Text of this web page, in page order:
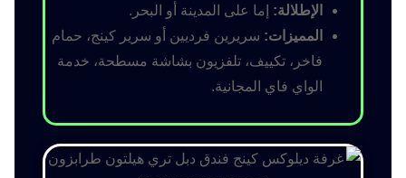
الإطلالة: إما على المدينة أو البحر.
المميزات: سريرين فرديين أو سرير كينج، حمام
فاخر، تكييف، تلفزيون بشاشة مسطحة، خدمة
الواي فاي المجانية.